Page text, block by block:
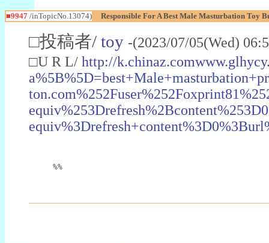
■9947 /inTopicNo.13074) Responsible For A Best Male Masturbation Toy
□投稿者/ toy -(2023/07/05(Wed)
□U R L/ http://
%%